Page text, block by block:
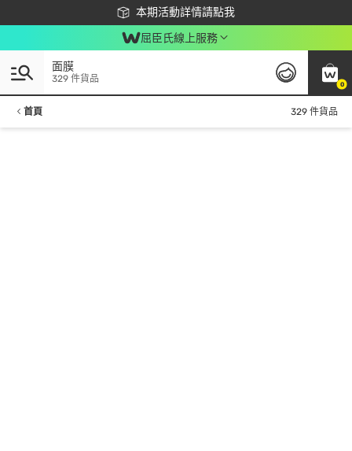
本期活動詳情請點我
下載app最高回饋$350
屈臣氏線上服務
0
面膜
329 件貨品
首頁 329 件貨品